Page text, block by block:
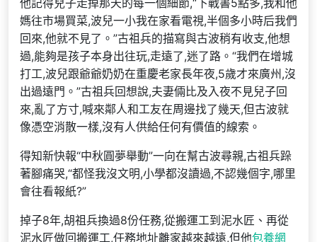
他記得兒子走掉那天的每一個細節,“下戰書5點多,我和他
媽往市場買菜,波兒一小我在家看電視,半個多小時后我們
回來,他就不見了。”古祖兵的描寫與古波稍有收支,他想
過,能夠是孩子本身出往玩,走遠了,迷了路。“我們在增城
打工,波兒跟爺爺奶奶在重慶老家長年夜,5歲才來廣州,沒
出過遠門。”古祖兵回想說,夫妻倆比及入夜不見兒子回
來,亂了方寸,喊來鄰人和工友在周邊找了幾天,但古波就
像憑空消散一樣,沒有人供給任何有價值的線索。
得知新快報“中秋圓夢舉動”一向在幫古波尋親,古祖兵跺
著腳痛哭,“都怪我沒文明,小學都沒讀過,不認幾個字,哪里
會往看報紙?”
掉子8年,胡祖兵換過8份任務,從搬運工到泥水匠、再從
泥水匠做回搬運工,任務地址離家越來越遠,但他包養網